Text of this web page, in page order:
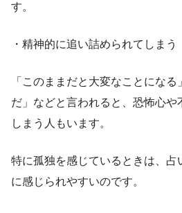
す。
・精神的に追い詰められてしまう
「このままだと大変なことにな
だ」などと言われると、恐怖心や
しまう人もいます。
特に孤独を感じているときは、占
に感じられやすいのです。